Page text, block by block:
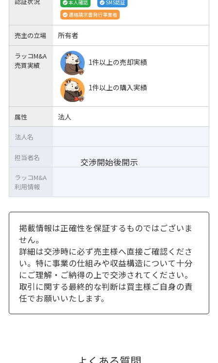
本人確認
SMS認証
適格請求書発行事業者
売主の立場 所有者
ラッコM&A
売買実績
1件以上の売却実績
1件以上の購入実績
属性 法人
交渉開始後開示
法人名
担当者名
ラッコM&A
利用情報
掲載情報は正確性を保証するものではございま
せん。
詳細は交渉時に必ず売主様へ直接ご確認くださ
い。特に事業の仕組みや収益構造について十分
にご理解・ご納得の上で交渉されてください。
取引に関する最終的な判断は買主様ご自身の責
任でお願いいたします。